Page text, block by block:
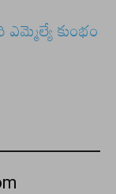
కుంభం